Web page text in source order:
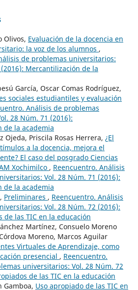
Olivos, Evaluación de la docencia en
la voz de los alumnos ,
de problemas universitarios:
Mercantilización de la
García, Oscar Comas Rodríguez,
sociales estudiantiles y evaluación
Análisis de problemas
28 Núm. 71 (2016):
de la academia
Ojeda, Priscila Rosas Herrera, ¿El
a la docencia, mejora el
El caso del posgrado Ciencias
Xochimilco , Reencuentro. Análisis
Vol. 28 Núm. 71 (2016):
de la academia
Preliminares , Reencuentro. Análisis
Vol. 28 Núm. 72 (2016):
de las TIC en la educación
Martínez, Consuelo Moreno
Moreno, Marcos Aguilar
Virtuales de Aprendizaje, como
presencial , Reencuentro.
universitarios: Vol. 28 Núm. 72
de las TIC en la educación
Gamboa, Uso apropiado de las TIC en